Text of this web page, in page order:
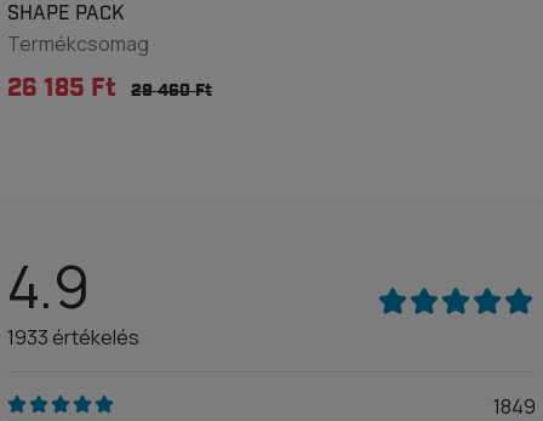
SHAPE PACK
Termékcsomag
26 185 Ft 29 460 Ft
4.9
1933 értékelés
1849